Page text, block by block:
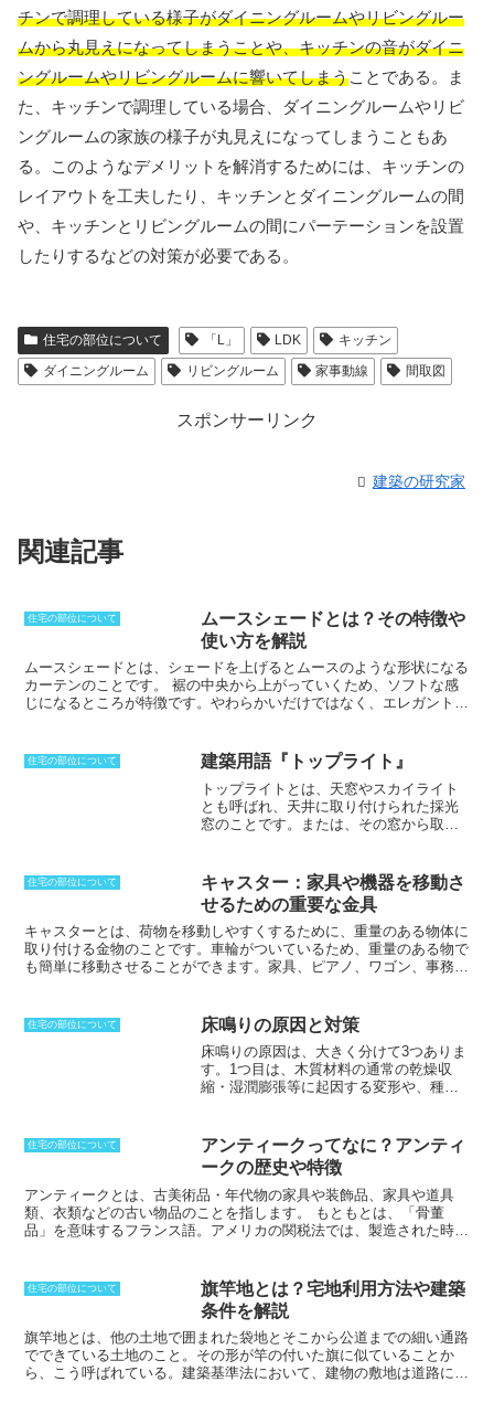
チンで調理している様子がダイニングルームやリビングルー
ムから丸見えになってしまうことや、キッチンの音がダイニ
ングルームやリビングルームに響いてしまうことである。ま
た、キッチンで調理している場合、ダイニングルームやリビ
ングルームの家族の様子が丸見えになってしまうこともあ
る。このようなデメリットを解消するためには、キッチンの
レイアウトを工夫したり、キッチンとダイニングルームの間
や、キッチンとリビングルームの間にパーテーションを設置
したりするなどの対策が必要である。
住宅の部位について 「L」 LDK
キッチン
ダイニングルーム
リビングルーム 家事動線 間取図
スポンサーリンク
建築の研究家
関連記事
住宅の部位について
ムースシェードとは？その特徴や
使い方を解説
ムースシェードとは、シェードを上げるとムースのような形状になる
カーテンのことです。
裾の中央から上がっていくため、ソフトな感
じになるところが特徴です。やわらかいだけではなく、エレガントな
異なります。おろしたときには一直線に戻すことができますが、あま
り大きな窓には向いていません。リビングの小窓や上下に細長い窓な
どに使うと、適切なアクセントにすることができます。大きな窓に使
ってしまうと、ルーズな感じが強まり逆効果になってしまうでしょ
う。縁にバイアステープなどを使うことによって、スタイルを強めて
住宅の部位について 建築用語『トップライト』
トップライトとは、天窓やスカイライト
とも呼ばれ、天井に取り付けられた採光
窓のことです 。または、その窓から取り
比べて効果的とされ、天窓の有効採光面
積の計算では、開閉式の窓、FIX窓を問わ
ず、実際に設置されるトップライトの面
積と比べ、3倍の面積があるものとみなし
て計算することができるのです。そのた
め、採光の確保が難しい居室において
られ、開閉は回転式、スライド式、突き
出しなどがあり、また、採光目的だけで
なく、換気や通風用に電動で開閉できる
タイプもあります。
住宅の部位について
キャスター：家具や機器を移動さ
せるための重要な金具
キャスターとは、荷物を移動しやすくするために、重量のある物体に
取り付ける金物のことです。車輪がついているため、重量のある物で
も簡単に移動させることができます。家具、ピアノ、ワゴン、事務用
動を容易にするため、滑らかな床に適した硬質ゴム車輪や、床を傷つ
けにくいソフトゴム車輪、衝撃を吸収するウレタン車輪などがありま
す。また、方向を変えることができるキャスターや、固定できるキャ
住宅の部位について 床鳴りの原因と対策
床鳴りの原因 は、大きく分けて3つありま
す。 1つ目は、木質材料の通常の乾燥収
縮・湿潤膨張等に起因する変形や、種類
れは、木質材料は温度や湿度によって収
縮や膨張するため、それが床鳴りの原因
となる場合があります。
弾性限界を超えて、床のたわみが起きて
いる場合です。これは、床に過度な荷重
がかかったり、床の構造が十分でない場
の断面寸法等、不適切な床の設計・施工
によるものです。これは、床の設計や施
工が適切に行われていない場合に発生す
ることがあります。また、居住者による
不適切な使用や、メンテナンスも床組構
成部材の劣化を誘発し、床鳴りにつなが
住宅の部位について
アンティークってなに？アンティ
ークの歴史や特徴
アンティークとは、古美術品・年代物の家具や装飾品、家具や道具
類、衣類などの古い物品のことを指します。
もともとは、「骨董
品」を意味するフランス語。アメリカの関税法では、製造された時点
上経った物を「アンティーク」、100年未満は「ジャンク
（junk）」、「ラビッシュ（rubbish）」、「ヴィンテージ
（vintage）」と呼び分けることもあります。また、伝統的な様式で
作られた家具を「アンティーク家具」と言ったり、経年変化による風
合いを様々な加工技術を駆使して再現することを「アンティーク仕上
げ」と表現することもあります。
住宅の部位について
旗竿地とは？宅地利用方法や建築
条件を解説
旗竿地とは、他の土地で囲まれた袋地とそこから公道までの細い通路
でできている土地のこと。 その形が竿の付いた旗に似ていることか
ら、こう呼ばれている。建築基準法において、建物の敷地は道路に接